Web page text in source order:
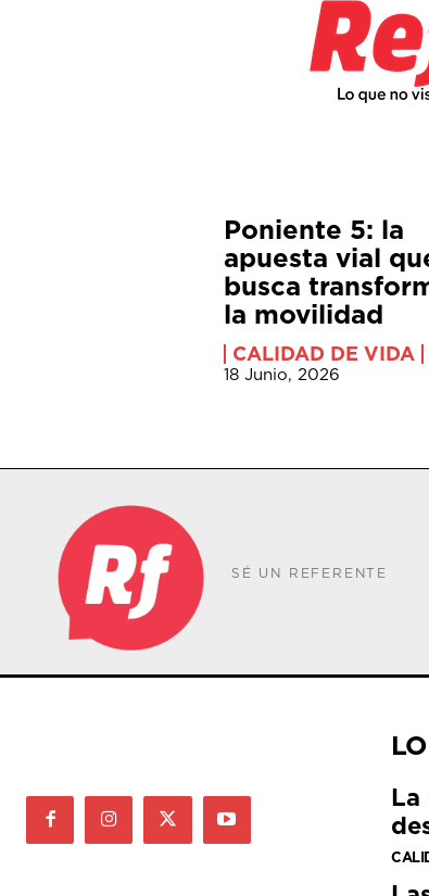
Poniente 5: la
apuesta vial
busca
la movilidad
CALIDAD DE VIDA
18 Junio, 2026
SÉ UN REFERENTE
La